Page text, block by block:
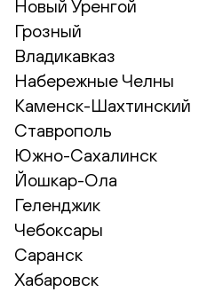
Новый Уренгой
Грозный
Владикавказ
Набережные Челны
Каменск-Шахтинский
Ставрополь
Южно-Сахалинск
Йошкар-Ола
Геленджик
Чебоксары
Саранск
Хабаровск